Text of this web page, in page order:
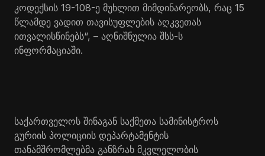
კოდექსის 19-108-ე მუხლით მიმდინარეობს, რაც 15
წლამდე ვადით თავისუფლების აღკვეთას
ითვალისწინებს“, – აღნიშნულია შსს-ს
ინფორმაციაში.
საქართველოს შინაგან საქმეთა სამინისტროს
გურიის პოლიციის დეპარტამენტის
თანამშრომლებმა განზრახ მკვლელობის